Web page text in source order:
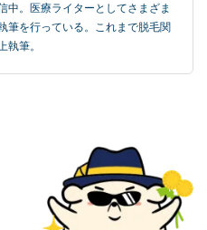
中。医療ライターとしてさまざま
筆を行っている。これまで脱毛関
筆。